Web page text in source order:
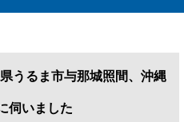
うるま市与那城照間、沖縄
伺いました